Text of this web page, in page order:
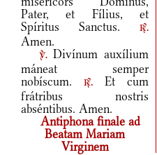
Pater, et Fílius, et
Spíritus Sanctus.
r.
Amen.
v.Divínum auxílium
máneat semper
nobíscum.
r.
Et cum
frátribus nostris
abséntibus. Amen.
Antiphona finale ad
Beatam Mariam
Virginem